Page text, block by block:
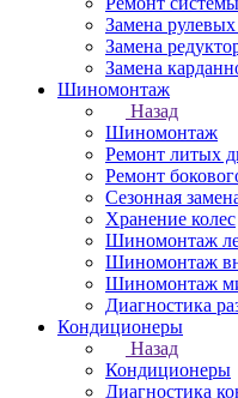
Замена рулевых
Замена
Замена
Шиномонтаж
Назад
Шиномонтаж
Ремонт литых
Ремонт
Сезонная
Хранение колес
Шиномонтаж
Шиномонтаж
Шиномонтаж
Диагностика
Кондиционеры
Назад
Кондиционеры
Диагностика